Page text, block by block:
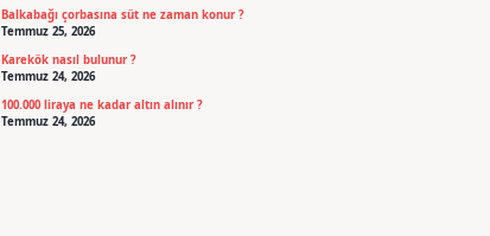
Balkabağı çorbasına süt ne zaman konur ?
Temmuz 25, 2026
Karekök nasıl bulunur ?
Temmuz 24, 2026
100.000 liraya ne kadar altın alınır ?
Temmuz 24, 2026